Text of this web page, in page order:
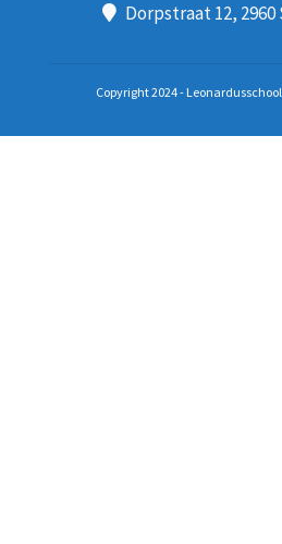
Dorpstraat 12,
Copyright 2024 -